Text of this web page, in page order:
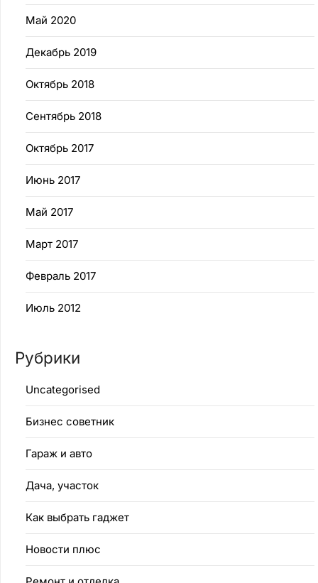
Май 2020
Декабрь 2019
Октябрь 2018
Сентябрь 2018
Октябрь 2017
Июнь 2017
Май 2017
Март 2017
Февраль 2017
Июль 2012
Рубрики
Uncategorised
Бизнес советник
Гараж и авто
Дача, участок
Как выбрать гаджет
Новости плюс